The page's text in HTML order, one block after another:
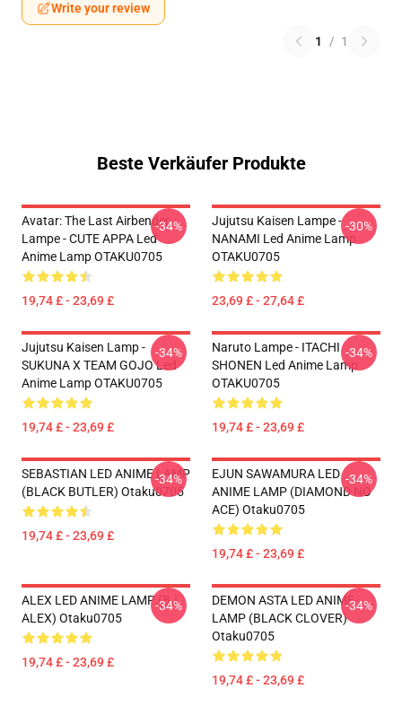
Write your review
1 / 1
Beste Verkäufer Produkte
Avatar: The Last Airbender
Lampe - CUTE APPA Led
Anime Lamp OTAKU0705
19,74 £ - 23,69 £
-34%
Jujutsu Kaisen Lampe -
NANAMI Led Anime Lamp
OTAKU0705
23,69 £ - 27,64 £
-30%
Jujutsu Kaisen Lamp -
SUKUNA X TEAM GOJO Led
Anime Lamp OTAKU0705
19,74 £ - 23,69 £
-34%
Naruto Lampe - ITACHI
SHONEN Led Anime Lamp
OTAKU0705
19,74 £ - 23,69 £
-34%
SEBASTIAN LED ANIME LAMP
(BLACK BUTLER) Otaku0705
19,74 £ - 23,69 £
-34%
EJUN SAWAMURA LED
ANIME LAMP (DIAMOND NO
ACE) Otaku0705
19,74 £ - 23,69 £
-34%
ALEX LED ANIME LAMP (BJ
ALEX) Otaku0705
19,74 £ - 23,69 £
-34%
DEMON ASTA LED ANIME
LAMP (BLACK CLOVER)
Otaku0705
19,74 £ - 23,69 £
-34%